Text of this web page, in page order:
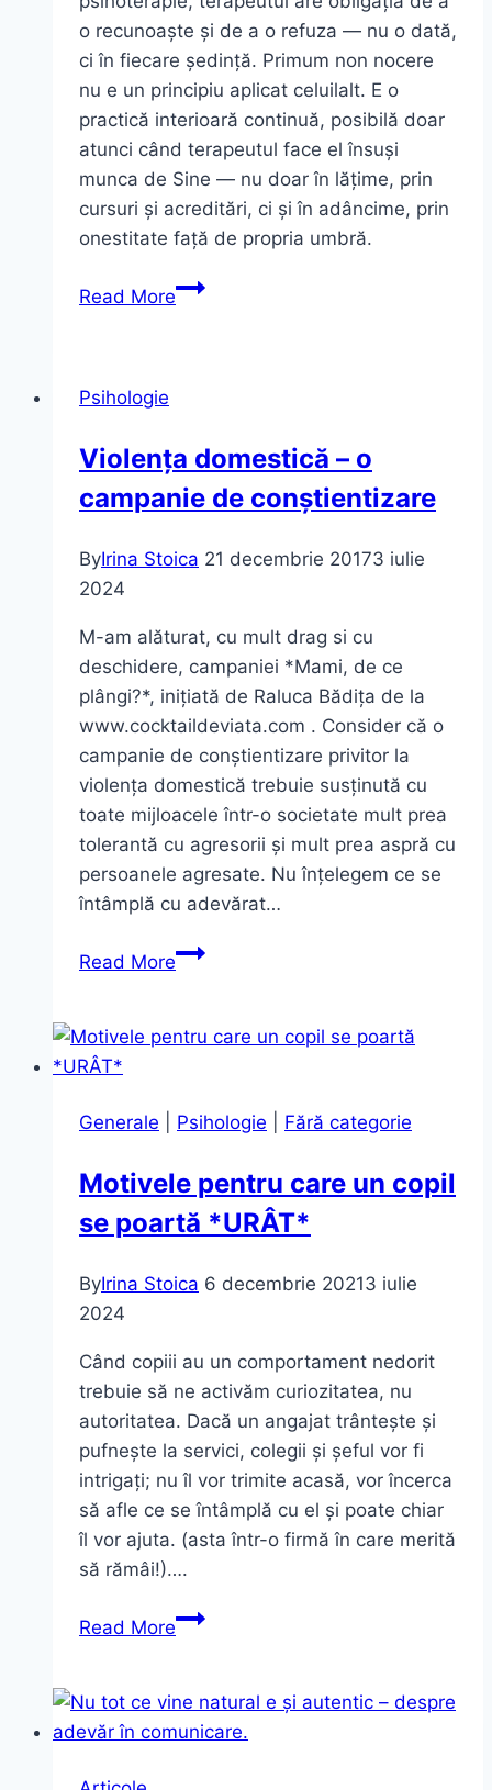
o recunoaște și de a o refuza — nu o dată,
ci în fiecare ședință. Primum non nocere
nu e un principiu aplicat celuilalt. E o
practică interioară continuă, posibilă doar
atunci când terapeutul face el însuși
munca de Sine — nu doar în lățime, prin
cursuri și acreditări, ci și în adâncime, prin
onestitate față de propria umbră.
Read MorePrimum
Psihologie
Violența domestică – o
campanie de conștientizare
ByIrina Stoica 21 decembrie 20173 iulie
2024
M-am alăturat, cu mult drag si cu
deschidere, campaniei *Mami, de ce
plângi?*, inițiată de Raluca Bădița de la
www.cocktaildeviata.com . Consider că o
campanie de conștientizare privitor la
violența domestică trebuie susținută cu
toate mijloacele într-o societate mult prea
tolerantă cu agresorii și mult prea aspră cu
persoanele agresate. Nu înțelegem ce se
întâmplă cu adevărat…
Read MoreViolența
o
conștientizare
Generale Psihologie Fără categorie
Motivele pentru care un copil
se poartă *URÂT*
ByIrina Stoica 6 decembrie 20213 iulie
2024
Când copiii au un comportament nedorit
trebuie să ne activăm curiozitatea, nu
autoritatea. Dacă un angajat trântește și
pufnește la servici, colegii și șeful vor fi
intrigați; nu îl vor trimite acasă, vor încerca
să afle ce se întâmplă cu el și poate chiar
îl vor ajuta. (asta într-o firmă în care merită
să rămâi!)….
Read MoreMotivele
un
copil